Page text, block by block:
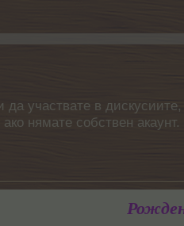
участвате в
нямате собствен